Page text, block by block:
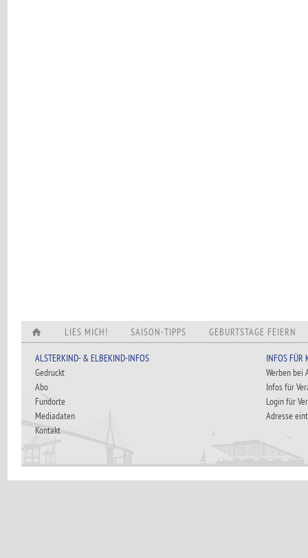
LIES MICH! SAISON-TIPPS GEBURTSTAGE FEIERN
ALSTERKIND- & ELBEKIND-INFOS
Gedruckt
Abo
Fundorte
Mediadaten
Kontakt
INFOS FÜR
Werben bei
Infos für
Login für
Adresse